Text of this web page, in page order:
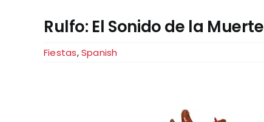
Rulfo: El Sonido de la Muerte
Fiestas,Spanish